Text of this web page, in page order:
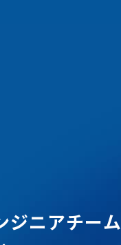
ジニアチーム